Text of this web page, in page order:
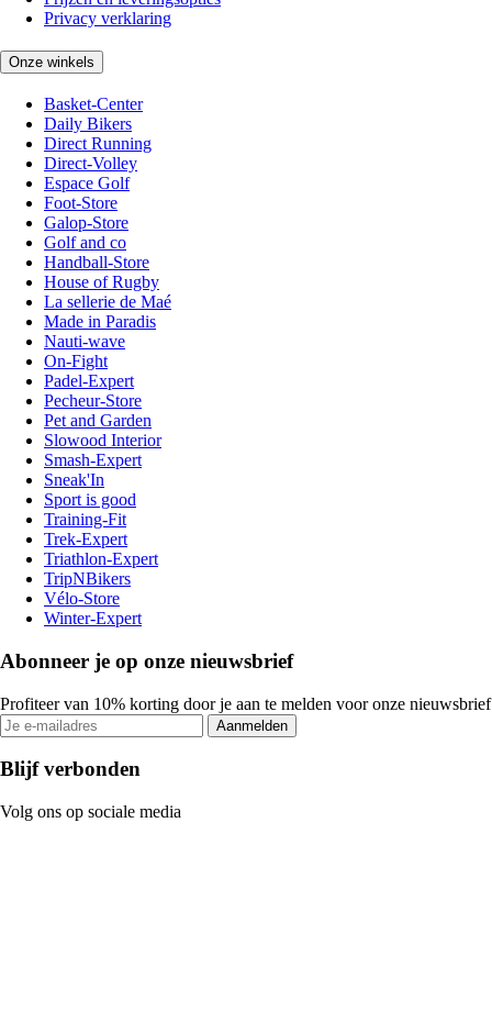
Privacy verklaring
Onze winkels
Basket-Center
Daily Bikers
Direct Running
Direct-Volley
Espace Golf
Foot-Store
Galop-Store
Golf and co
Handball-Store
House of Rugby
La sellerie de Maé
Made in Paradis
Nauti-wave
On-Fight
Padel-Expert
Pecheur-Store
Pet and Garden
Slowood Interior
Smash-Expert
Sneak'In
Sport is good
Training-Fit
Trek-Expert
Triathlon-Expert
TripNBikers
Vélo-Store
Winter-Expert
Abonneer je op onze nieuwsbrief
Profiteer van 10% korting door je aan te melden voor onze nieuwsbrief
Aanmelden
Blijf verbonden
Volg ons op sociale media